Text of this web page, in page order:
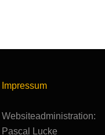
Impressum
Websiteadministration:
Pascal Lucke